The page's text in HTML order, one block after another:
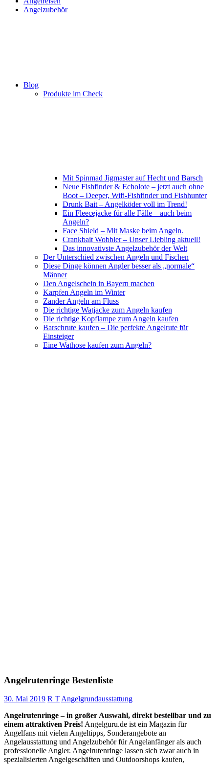
Angelzubehör
Blog
Produkte im Check
Mit Spinmad Jigmaster auf Hecht und Barsch
Neue Fishfinder & Echolote – jetzt auch ohne
Boot – Deeper, Wifi-Fishfinder und Fishhunter
Drunk Bait – Angelköder voll im Trend!
Ein Fleecejacke für alle Fälle – auch beim
Angeln?
Face Shield – Mit Maske beim Angeln.
Crankbait Wobbler – Unser Liebling aktuell!
Das innovativste Angelzubehör der Welt
Der Unterschied zwischen Angeln und Fischen
Diese Dinge können Angler besser als „normale“
Männer
Den Angelschein in Bayern machen
Karpfen Angeln im Winter
Zander Angeln am Fluss
Die richtige Watjacke zum Angeln kaufen
Die richtige Kopflampe zum Angeln kaufen
Barschrute kaufen – Die perfekte Angelrute für
Einsteiger
Eine Wathose kaufen zum Angeln?
Angelrutenringe Bestenliste
30. Mai 2019 R TAngelgrundausstattung
Angelrutenringe – in großer Auswahl, direkt bestellbar und zu
einem attraktiven Preis! Angelguru.de ist ein Magazin für
Angelfans mit vielen Angeltipps, Sonderangebote an
Angelausstattung und Angelzubehör für Angelanfänger als auch
professionelle Angler. Angelrutenringe lassen sich zwar auch in
spezialisierten Angelgeschäften und Outdoorshops kaufen,